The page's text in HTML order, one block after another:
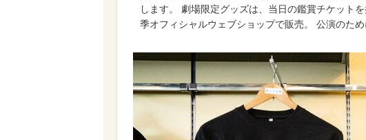
します。 劇場限定グッズは、当日の鑑賞チケット
季オフィシャルウェブショップで販売。 公演のた